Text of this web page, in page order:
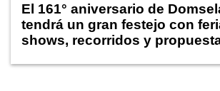
El 161° aniversario de
tendrá un gran festejo con
shows, recorridos y